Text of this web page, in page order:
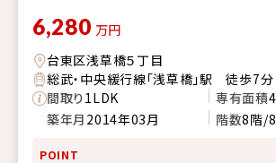
6,280 万円
台東区浅草橋５丁目
総武・中央緩行線「浅草橋」駅 徒歩7分
間取り1LDK 専有面積
築年月 2014年03月 階数8階/
POINT